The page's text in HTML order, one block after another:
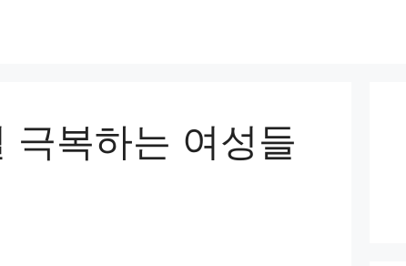
극복하는 여성들